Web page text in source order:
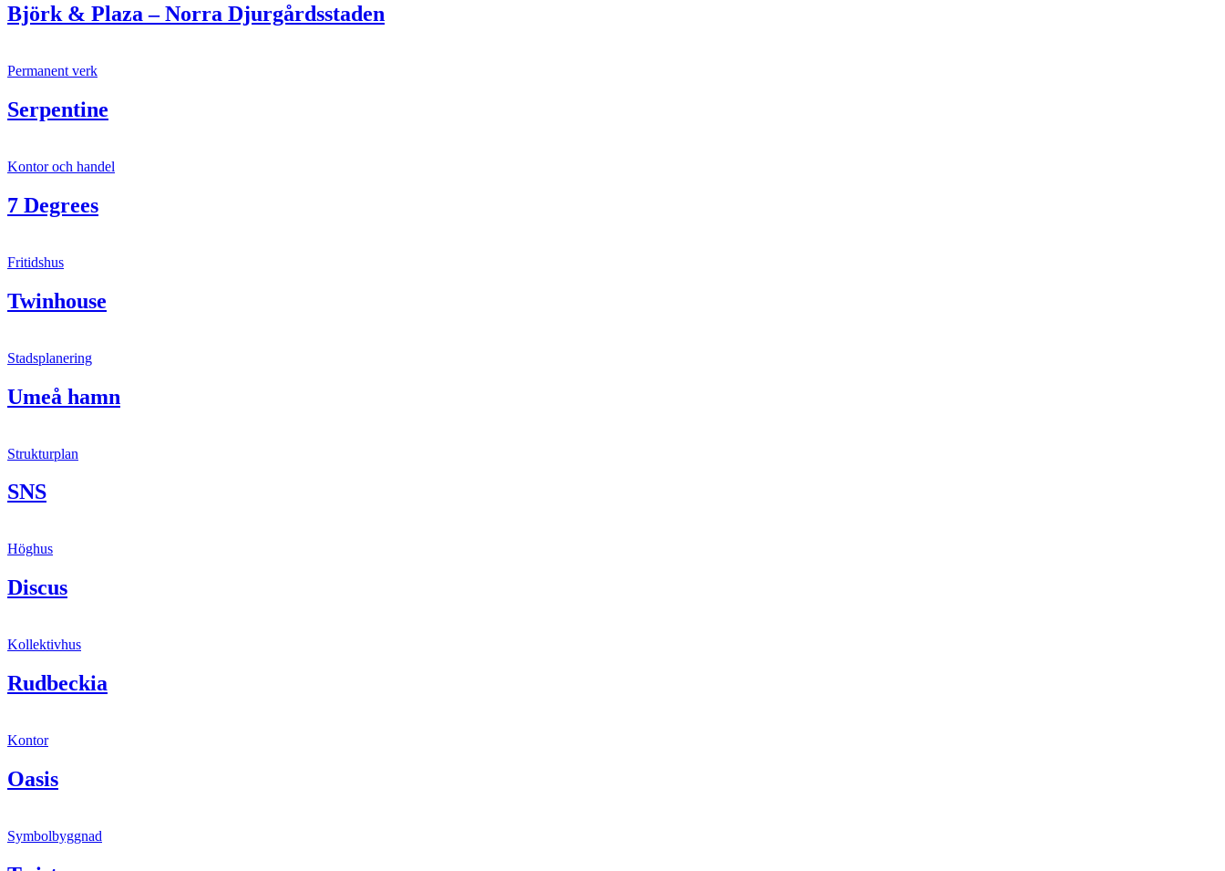
Björk & Plaza – Norra Djurgårdsstaden
Permanent verk
Serpentine
Kontor och handel
7 Degrees
Fritidshus
Twinhouse
Stadsplanering
Umeå hamn
Strukturplan
SNS
Höghus
Discus
Kollektivhus
Rudbeckia
Kontor
Oasis
Symbolbyggnad